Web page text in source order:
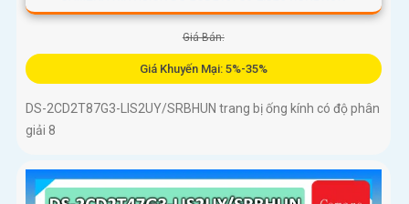
Giá Bán:
Giá Khuyến Mại: 5%-35%
DS-2CD2T87G3-LIS2UY/SRBHUN trang bị ống kính có độ phân
giải 8